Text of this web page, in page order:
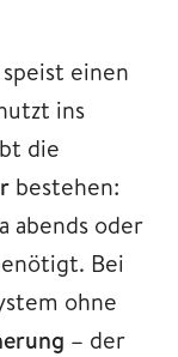
einen
ins
die
bestehen:
abends oder
Bei
ohne
– der